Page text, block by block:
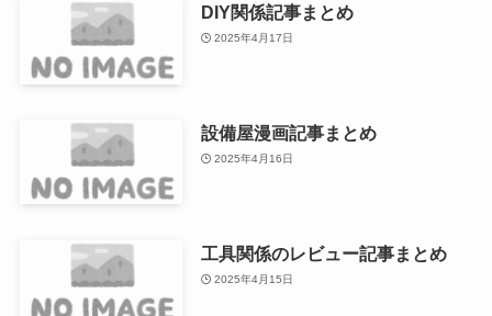
DIY関係記事まとめ
2025年4月17日
設備屋漫画記事まとめ
2025年4月16日
工具関係のレビュー記事まとめ
2025年4月15日